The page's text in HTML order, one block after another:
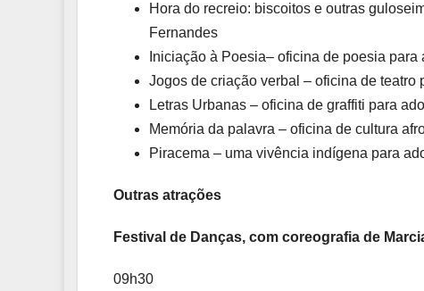
Hora do recreio: biscoitos e outras
Fernandes
Iniciação à Poesia– oficina de poesia
Jogos de criação verbal – oficina de
Letras Urbanas – oficina de graffiti para
Memória da palavra – oficina de cultura
Piracema – uma vivência indígena para
Outras atrações
Festival de Danças, com coreografia de
09h30